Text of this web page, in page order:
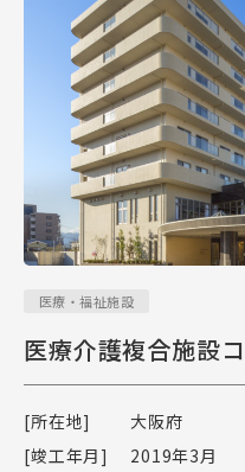
医療・福祉施設
医療介護複合施設
[所在地]
大阪府
[竣工年月]
2019年3月